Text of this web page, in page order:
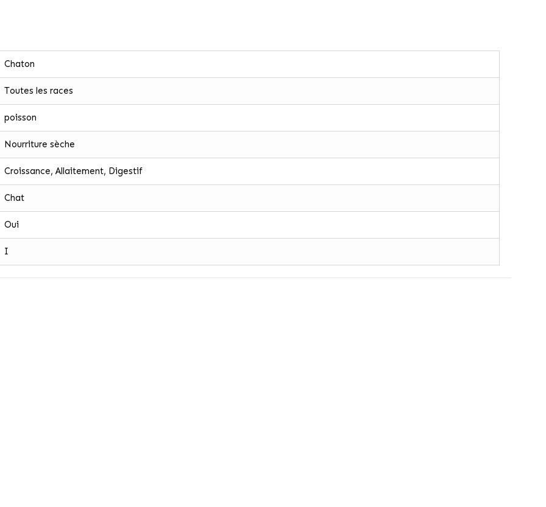
Chaton
Toutes les races
poisson
Nourriture sèche
Croissance, Allaitement, Digestif
Chat
Oui
I